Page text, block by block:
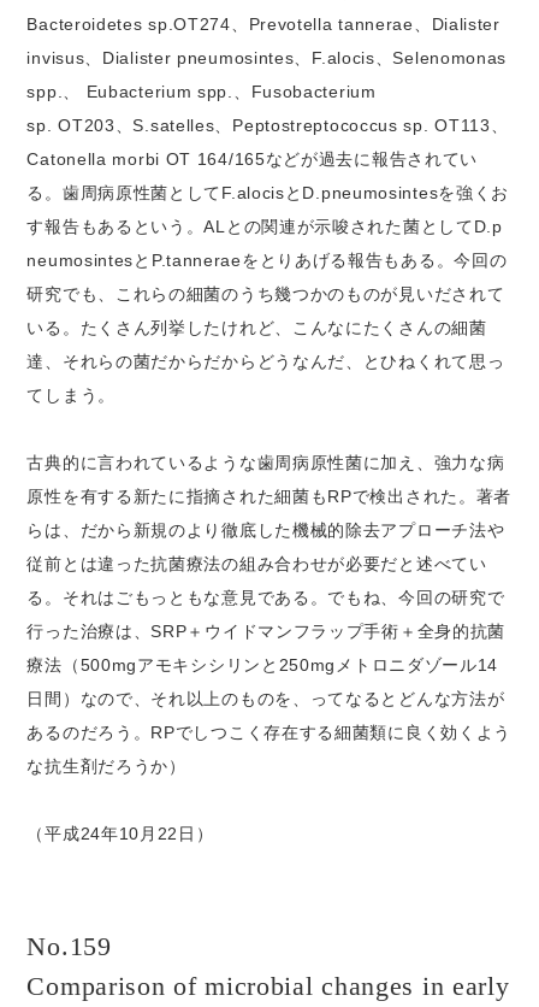
Bacteroidetes sp.OT274、Prevotella tannerae、Dialister
invisus、Dialister pneumosintes、F.alocis、Selenomonas
spp.、 Eubacterium spp.、Fusobacterium
sp. OT203、S.satelles、Peptostreptococcus sp. OT113、
Catonella morbi OT 164/165などが過去に報告されてい
る。歯周病原性菌としてF.alocisとD.pneumosintesを強くお
す報告もあるという。ALとの関連が示唆された菌としてD.p
neumosintesとP.tanneraeをとりあげる報告もある。今回の
研究でも、これらの細菌のうち幾つかのものが見いだされて
いる。たくさん列挙したけれど、こんなにたくさんの細菌
達、それらの菌だからだからどうなんだ、とひねくれて思っ
てしまう。
古典的に言われているような歯周病原性菌に加え、強力な病
原性を有する新たに指摘された細菌もRPで検出された。著者
らは、だから新規のより徹底した機械的除去アプローチ法や
従前とは違った抗菌療法の組み合わせが必要だと述べてい
る。それはごもっともな意見である。でもね、今回の研究で
行った治療は、SRP＋ウイドマンフラップ手術＋全身的抗菌
療法（500mgアモキシシリンと250mgメトロニダゾール14
日間）なので、それ以上のものを、ってなるとどんな方法が
あるのだろう。RPでしつこく存在する細菌類に良く効くよう
な抗生剤だろうか）
（平成24年10月22日）
No.159
Comparison of microbial changes in early